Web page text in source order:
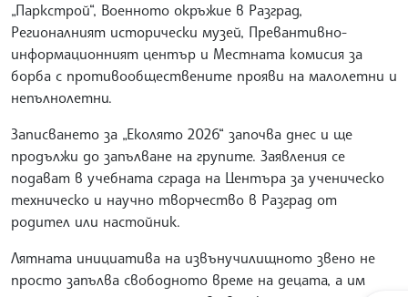
„Паркстрой“, Военното окръжие в Разград,
Регионалният исторически музей, Превантивно-
информационният център и Местната комисия за
борба с противообществените прояви на малолетни и
непълнолетни.
Записването за „Еколято 2026“ започва днес и ще
продължи до запълване на групите. Заявления се
подават в учебната сграда на Центъра за ученическо
техническо и научно творчество в Разград от
родител или настойник.
Лятната инициатива на извънучилищното звено не
просто запълва свободното време на децата, а им